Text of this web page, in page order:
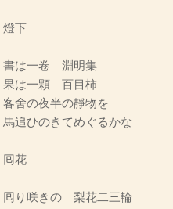
燈下
書は一卷 淵明集
果は一顆 百目柿
客舍の夜半の靜物を
馬追ひのきてめぐるかな
囘花
囘り咲きの 梨花二三輪